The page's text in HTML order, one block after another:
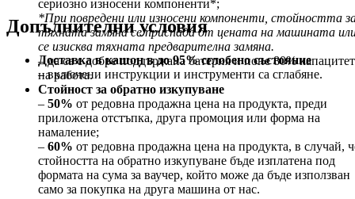
сериозно износени компоненти*;
*При повредени или износени компоненти, стойността
тяхната замяна се приспада от цената на машината
се изисква тяхната предварителна замяна.
– да са с добре поддържана батерия и поне 80% капацитет
на работа.
Стойност за обратно изкупуване
– 50% от редовна продажна цена на продукта, преди
приложена отстъпка, друга промоция или форма на
намаление;
– 60% от редовна продажна цена на продукта, в случай,
стойността на обратно изкупуване бъде изплатена под
формата на сума за ваучер, който може да бъде използван
само за покупка на друга машина от нас.
Допълнителни условия
Доставка в кашон в до 95% сглобено състояние
– включени инструкции и инструменти са сглабяне.